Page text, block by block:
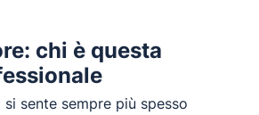
chi è questa
sente sempre più spesso